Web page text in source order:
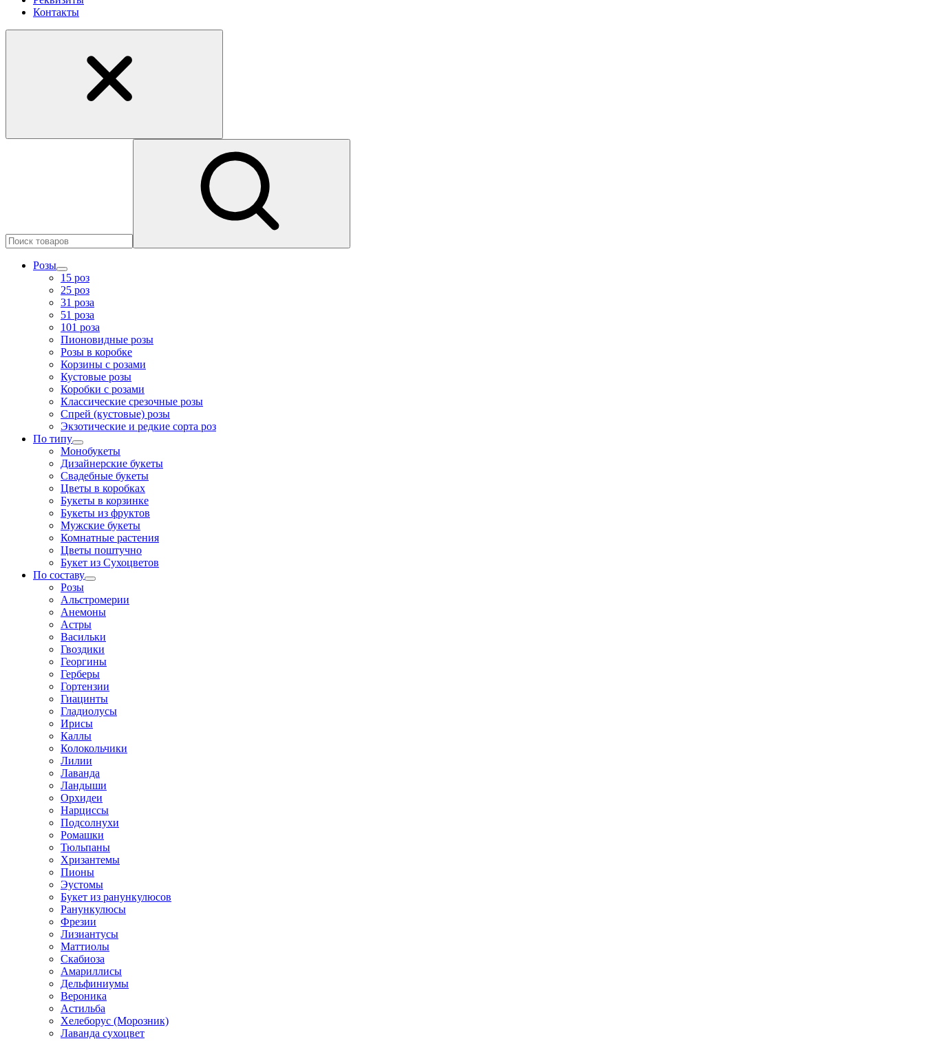
Контакты
Розы
15 роз
25 роз
31 роза
51 роза
101 роза
Пионовидные розы
Розы в коробке
Корзины с розами
Кустовые розы
Коробки с розами
Классические срезочные розы
Спрей (кустовые) розы
Экзотические и редкие сорта роз
По типу
Монобукеты
Дизайнерские букеты
Свадебные букеты
Цветы в коробках
Букеты в корзинке
Букеты из фруктов
Мужские букеты
Комнатные растения
Цветы поштучно
Букет из Сухоцветов
По составу
Розы
Альстромерии
Анемоны
Астры
Васильки
Гвоздики
Георгины
Герберы
Гортензии
Гиацинты
Гладиолусы
Ирисы
Каллы
Колокольчики
Лилии
Лаванда
Ландыши
Орхидеи
Нарциссы
Подсолнухи
Ромашки
Тюльпаны
Хризантемы
Пионы
Эустомы
Букет из ранункулюсов
Ранункулюсы
Фрезии
Лизиантусы
Маттиолы
Скабиоза
Амариллисы
Дельфиниумы
Вероника
Астильба
Хелеборус (Морозник)
Лаванда сухоцвет